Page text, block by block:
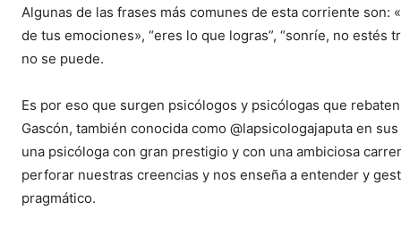
Algunas de las frases más comunes de esta corriente
de tus emociones», “eres lo que logras”, “sonríe, no estés
no se puede.
Es por eso que surgen psicólogos y psicólogas que
Gascón, también conocida como @lapsicologajaputa en
una psicóloga con gran prestigio y con una ambiciosa
perforar nuestras creencias y nos enseña a entender y
pragmático.